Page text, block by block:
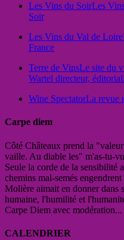
Les Vins du SoirLes
Soir
Les Vins du Val de Loire
France
Terre de VinsLe site du
Wartel directeur,
Wine SpectatorLa revue
Carpe diem
Côté Châteaux prend la
vaille. Au diable les" m'as-tu-
Seule la corde de la sensibilité
chemins mal-semés
Molière aimait en donner dans
humaine, l'humilité et
Carpe Diem avec modération...
CALENDRIER